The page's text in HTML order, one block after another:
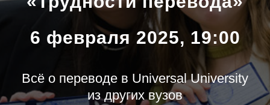
6 февраля 2025, 19:00
Всё о переводе в Universal University
из других вузов